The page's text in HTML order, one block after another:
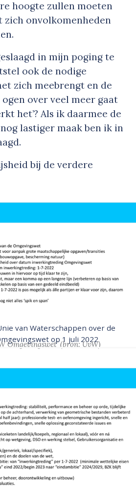
hoogte zullen moeten
zich onvolkomenheden
in mijn poging te
ook de nodige
zich meebrengt en de
over veel meer gaat
het’? Als ik daarmee de
lastiger maak ben ik in
bij de verdere
van Waterschappen over de
op 1 juli 2022
Omgevingswet’(bron: UvW)